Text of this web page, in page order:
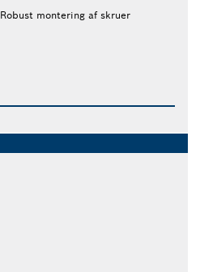
Robust montering af skruer